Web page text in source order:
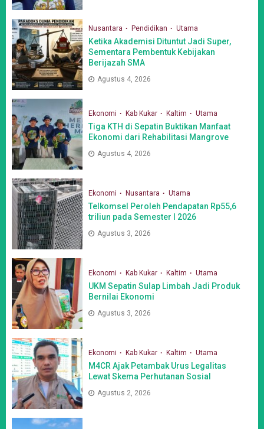
Nusantara Pendidikan Utama
Ketika Akademisi Dituntut Jadi Super,
Sementara Pembentuk Kebijakan
Berijazah SMA
Agustus 4, 2026
Ekonomi Kab Kukar Kaltim Utama
Tiga KTH di Sepatin Buktikan Manfaat
Ekonomi dari Rehabilitasi Mangrove
Agustus 4, 2026
Ekonomi Nusantara Utama
Telkomsel Peroleh Pendapatan Rp55,6
triliun pada Semester I 2026
Agustus 3, 2026
Ekonomi Kab Kukar Kaltim Utama
UKM Sepatin Sulap Limbah Jadi Produk
Bernilai Ekonomi
Agustus 3, 2026
Ekonomi Kab Kukar Kaltim Utama
M4CR Ajak Petambak Urus Legalitas
Lewat Skema Perhutanan Sosial
Agustus 2, 2026